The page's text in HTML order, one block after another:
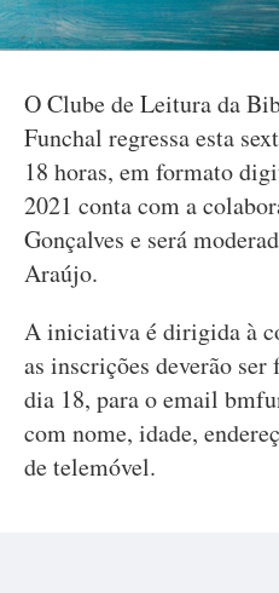
O Clube de Leitura da
Funchal regressa esta
18 horas, em formato
2021 conta com a
Gonçalves e será
Araújo.
A iniciativa é dirigida à
as inscrições deverão
dia 18, para o email
com nome, idade,
de telemóvel.